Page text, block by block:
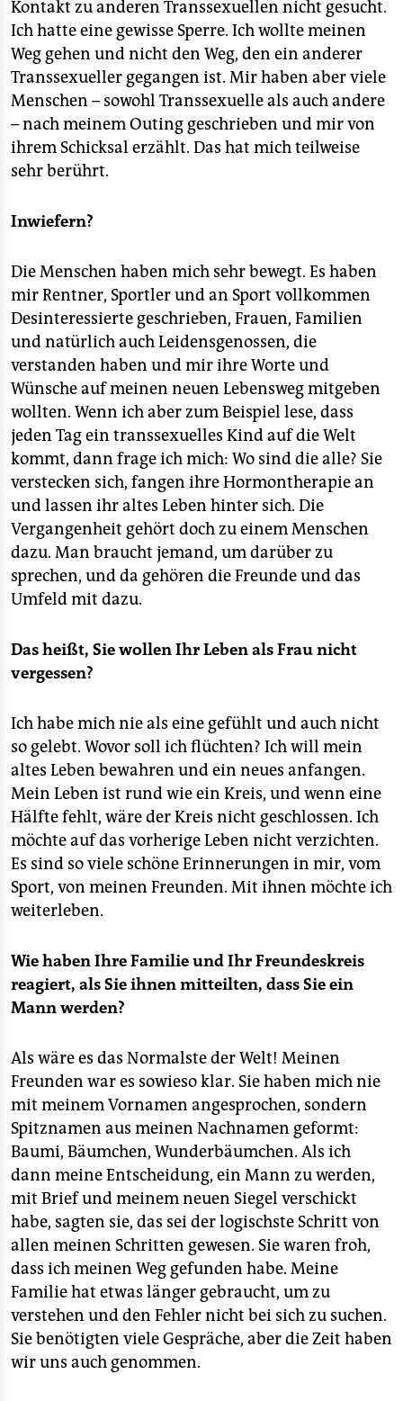
Kontakt zu anderen Transsexuellen nicht gesucht.
Ich hatte eine gewisse Sperre. Ich wollte meinen
Weg gehen und nicht den Weg, den ein anderer
Transsexueller gegangen ist. Mir haben aber viele
Menschen – sowohl Transsexuelle als auch andere
– nach meinem Outing geschrieben und mir von
ihrem Schicksal erzählt. Das hat mich teilweise
sehr berührt.
Inwiefern?
Die Menschen haben mich sehr bewegt. Es haben
mir Rentner, Sportler und an Sport vollkommen
Desinteressierte geschrieben, Frauen, Familien
und natürlich auch Leidensgenossen, die
verstanden haben und mir ihre Worte und
Wünsche auf meinen neuen Lebensweg mitgeben
wollten. Wenn ich aber zum Beispiel lese, dass
jeden Tag ein transsexuelles Kind auf die Welt
kommt, dann frage ich mich: Wo sind die alle? Sie
verstecken sich, fangen ihre Hormontherapie an
und lassen ihr altes Leben hinter sich. Die
Vergangenheit gehört doch zu einem Menschen
dazu. Man braucht jemand, um darüber zu
sprechen, und da gehören die Freunde und das
Umfeld mit dazu.
Das heißt, Sie wollen Ihr Leben als Frau nicht
vergessen?
Ich habe mich nie als eine gefühlt und auch nicht
so gelebt. Wovor soll ich flüchten? Ich will mein
altes Leben bewahren und ein neues anfangen.
Mein Leben ist rund wie ein Kreis, und wenn eine
Hälfte fehlt, wäre der Kreis nicht geschlossen. Ich
möchte auf das vorherige Leben nicht verzichten.
Es sind so viele schöne Erinnerungen in mir, vom
Sport, von meinen Freunden. Mit ihnen möchte ich
weiterleben.
Wie haben Ihre Familie und Ihr Freundeskreis
reagiert, als Sie ihnen mitteilten, dass Sie ein
Mann werden?
Als wäre es das Normalste der Welt! Meinen
Freunden war es sowieso klar. Sie haben mich nie
mit meinem Vornamen angesprochen, sondern
Spitznamen aus meinen Nachnamen geformt:
Baumi, Bäumchen, Wunderbäumchen. Als ich
dann meine Entscheidung, ein Mann zu werden,
mit Brief und meinem neuen Siegel verschickt
habe, sagten sie, das sei der logischste Schritt von
allen meinen Schritten gewesen. Sie waren froh,
dass ich meinen Weg gefunden habe. Meine
Familie hat etwas länger gebraucht, um zu
verstehen und den Fehler nicht bei sich zu suchen.
Sie benötigten viele Gespräche, aber die Zeit haben
wir uns auch genommen.